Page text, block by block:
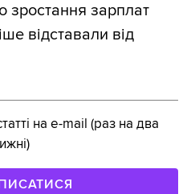
зростання зарплат
відставали від
на e-mail (раз на два